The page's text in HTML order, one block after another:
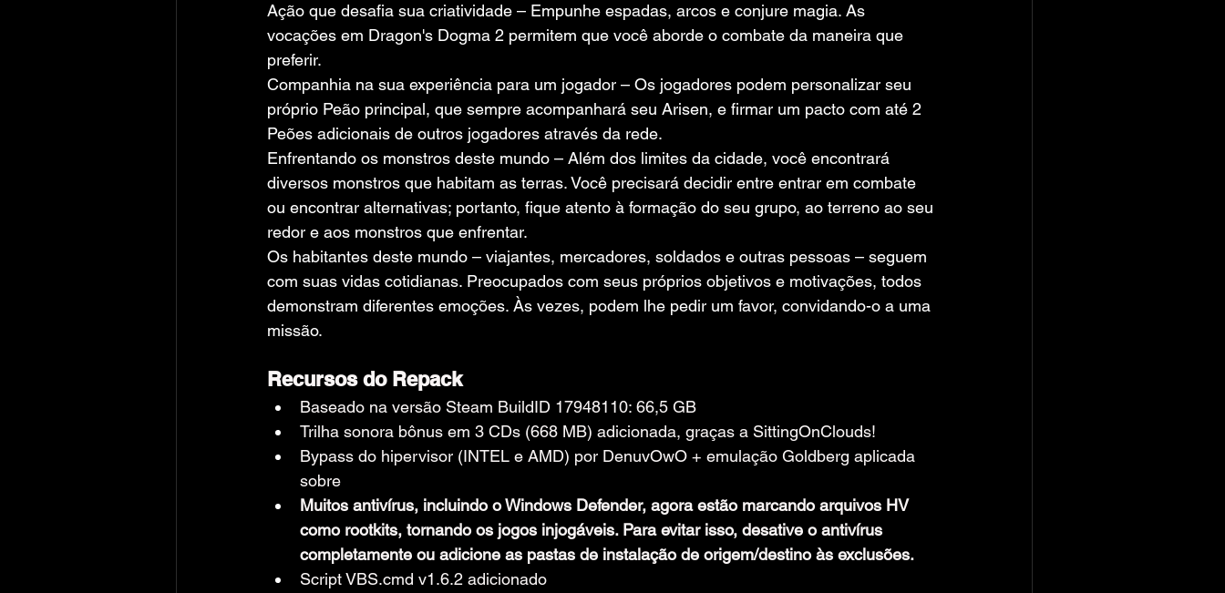
Ação que desafia sua criatividade – Empunhe espadas, arcos e conjure magia. As
vocações em Dragon's Dogma 2 permitem que você aborde o combate da maneira que
preferir.
Companhia na sua experiência para um jogador – Os jogadores podem personalizar seu
próprio Peão principal, que sempre acompanhará seu Arisen, e firmar um pacto com até 2
Peões adicionais de outros jogadores através da rede.
Enfrentando os monstros deste mundo – Além dos limites da cidade, você encontrará
diversos monstros que habitam as terras. Você precisará decidir entre entrar em combate
ou encontrar alternativas; portanto, fique atento à formação do seu grupo, ao terreno ao seu
redor e aos monstros que enfrentar.
Os habitantes deste mundo – viajantes, mercadores, soldados e outras pessoas – seguem
com suas vidas cotidianas. Preocupados com seus próprios objetivos e motivações, todos
demonstram diferentes emoções. Às vezes, podem lhe pedir um favor, convidando-o a uma
missão.
Recursos do Repack
Baseado na versão Steam BuildID 17948110: 66,5 GB
Trilha sonora bônus em 3 CDs (668 MB) adicionada, graças a SittingOnClouds!
Bypass do hipervisor (INTEL e AMD) por DenuvOwO + emulação Goldberg aplicada
sobre
Muitos antivírus, incluindo o Windows Defender, agora estão marcando arquivos HV
como rootkits, tornando os jogos injogáveis. Para evitar isso, desative o antivírus
completamente ou adicione as pastas de instalação de origem/destino às exclusões.
Script VBS.cmd v1.6.2 adicionado